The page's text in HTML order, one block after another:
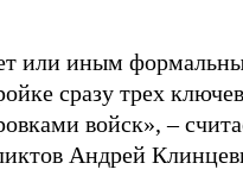
или иным
сразу трех
войск», –
Андрей